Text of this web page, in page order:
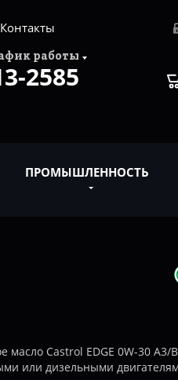
Контакты
работы
2585
ПРОМЫШЛЕННОСТЬ
Castrol EDGE 0W-30 A3/
или дизельными